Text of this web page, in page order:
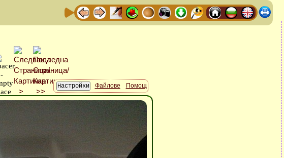
Файлове Помощ